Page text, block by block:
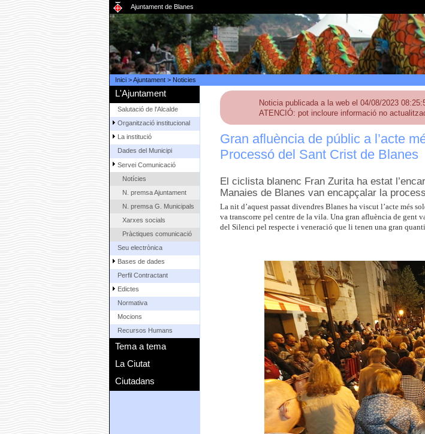
Ajuntament de Blanes
Inici>Ajuntament> Noticies
L'Ajuntament
Salutació de l'Alcalde
Organització institucional
La institució
Dades del Municipi
Servei Comunicació
Notícies
N. premsa Ajuntament
N. premsa G. Municipals
Xarxes socials
Pràctiques comunicació
Seu electrònica
Bases de dades
Perfil Contractant
Edictes
Normativa
Mocions
Recursos Humans
Tema a tema
La Ciutat
Ciutadans
Noticia publicada a la web el 04/08/2023
ATENCIÓ: pot incloure informació no
Gran afluència de públic a l’acte
Processó del Sant Crist de Blanes
El ciclista blanenc Fran Zurita ha estat
Manaies de Blanes van encapçalar la
La nit d’aquest passat divendres Blanes ha viscut l’acte més
va transcorre pel centre de la vila. Una gran afluència de gent
del Silenci pel respecte i veneració que li tenen una gran